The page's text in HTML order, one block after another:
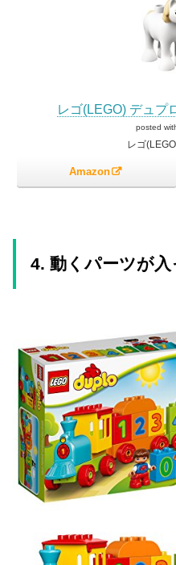
レゴ(LEGO) デュプ
posted
レゴ
Amazon
4. 動くパーツが